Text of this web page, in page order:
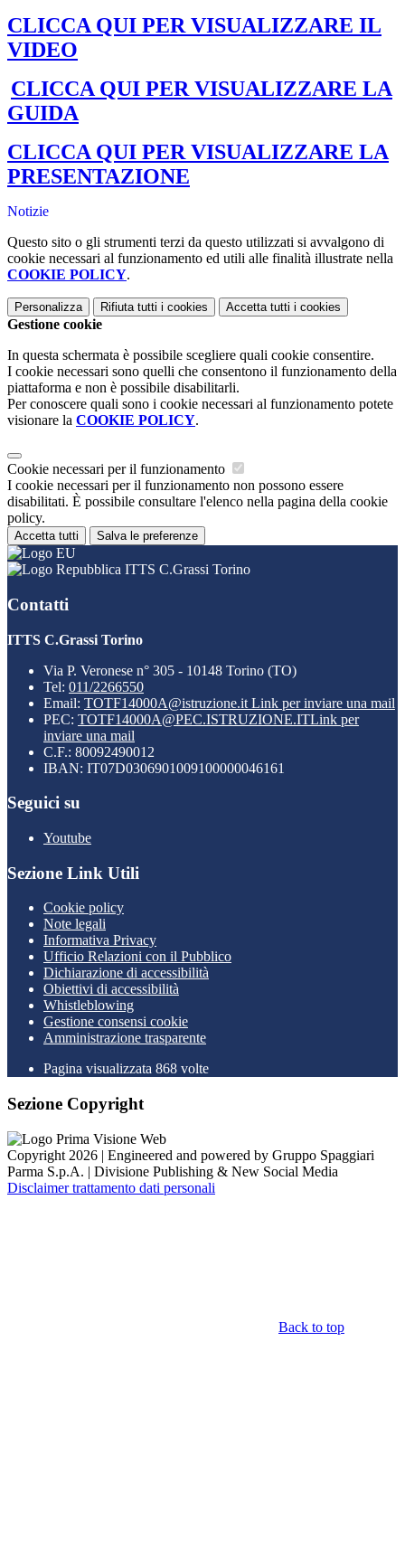
CLICCA QUI PER VISUALIZZARE IL
VIDEO
CLICCA QUI PER VISUALIZZARE LA
GUIDA
CLICCA QUI PER VISUALIZZARE LA
PRESENTAZIONE
Notizie
Questo sito o gli strumenti terzi da questo utilizzati si avvalgono di
cookie necessari al funzionamento ed utili alle finalità illustrate nella
COOKIE POLICY.
Personalizza Rifiuta tutti i cookies Accetta tutti i cookies
Gestione cookie
In questa schermata è possibile scegliere quali cookie consentire.
I cookie necessari sono quelli che consentono il funzionamento della
piattaforma e non è possibile disabilitarli.
Per conoscere quali sono i cookie necessari al funzionamento potete
visionare la COOKIE POLICY.
Cookie necessari per il funzionamento
I cookie necessari per il funzionamento non possono essere
disabilitati. È possibile consultare l'elenco nella pagina della cookie
policy.
Accetta tutti Salva le preferenze
ITTS C.Grassi Torino
Contatti
ITTS C.Grassi Torino
Via P. Veronese n° 305 - 10148 Torino (TO)
Tel: 011/2266550
Email: TOTF14000A@istruzione.it Link per inviare una mail
PEC: TOTF14000A@PEC.ISTRUZIONE.ITLink per
inviare una mail
C.F.: 80092490012
IBAN: IT07D0306901009100000046161
Seguici su
Youtube
Sezione Link Utili
Cookie policy
Note legali
Informativa Privacy
Ufficio Relazioni con il Pubblico
Dichiarazione di accessibilità
Obiettivi di accessibilità
Whistleblowing
Gestione consensi cookie
Amministrazione trasparente
Pagina visualizzata 868 volte
Sezione Copyright
Copyright 2026 | Engineered and powered by Gruppo Spaggiari
Parma S.p.A. | Divisione Publishing & New Social Media
Disclaimer trattamento dati personali
Back to top